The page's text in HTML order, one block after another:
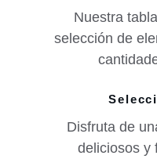
Disfruta de
deliciosos y
Nuestra
selección de